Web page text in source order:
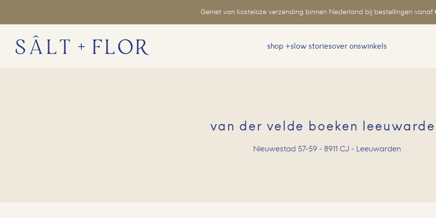
Geniet van kosteloze verzending binnen Nederland bij bestellingen vanaf
shop slow storiesover onswinkels
van der velde boeken
Nieuwestad 57-59 - 8911 CJ - Leeuwarden